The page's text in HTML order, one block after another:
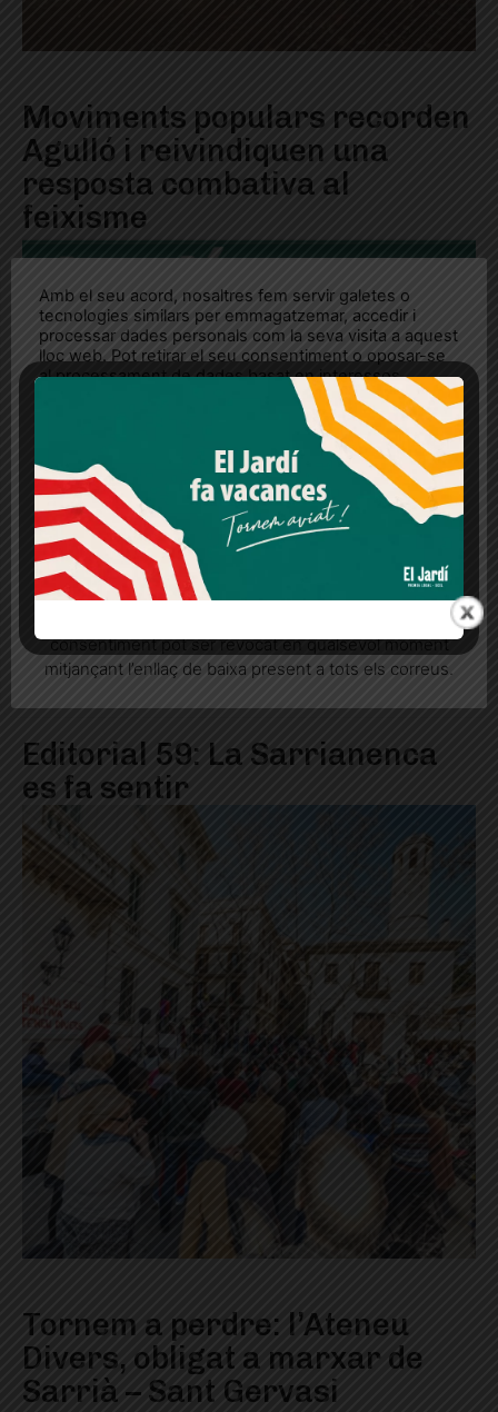
Moviments populars recorden
Agulló i reivindiquen una
resposta combativa al
feixisme
Editorial 59: La Sarrianenca
es fa sentir
Tornem a perdre: l’Ateneu
Divers, obligat a marxar de
Sarrià – Sant Gervasi
Amb el seu acord, nosaltres fem servir galetes o
tecnologies similars per emmagatzemar, accedir i
processar dades personals com la seva visita a aquest
lloc web. Pot retirar el seu consentiment o oposar-se
al processament de dades basat en interessos
legítims en qualsevol moment fent clic a "Ajustos de
cookies" o a la nostra Política de privacitat en aquest
lloc web. Si cliques "acceptar" dones el teu
Més informació Acceptar Rebutjar tot
Quan l’usuari crea un compte al Diari el Jardí, dona el
seu consentiment explícit per rebre comunicacions
consentiment pot ser revocat en qualsevol moment
mitjançant l’enllaç de baixa present a tots els correus.